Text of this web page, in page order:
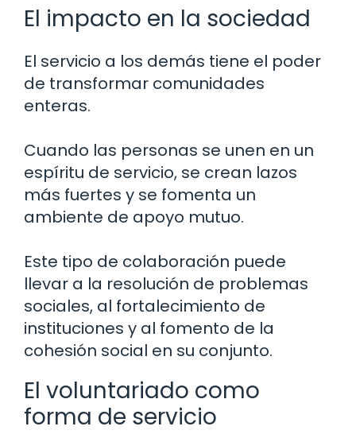
El impacto en la sociedad
El servicio a los demás tiene el poder
de transformar comunidades
enteras.
Cuando las personas se unen en un
espíritu de servicio, se crean lazos
más fuertes y se fomenta un
ambiente de apoyo mutuo.
Este tipo de colaboración puede
llevar a la resolución de problemas
sociales, al fortalecimiento de
instituciones y al fomento de la
cohesión social en su conjunto.
El voluntariado como
forma de servicio